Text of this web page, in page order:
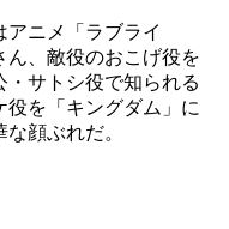
ニメ「ラブライ
ん、敵役のおこげ役を
・サトシ役で知られる
を「キングダム」に
顔ぶれだ。